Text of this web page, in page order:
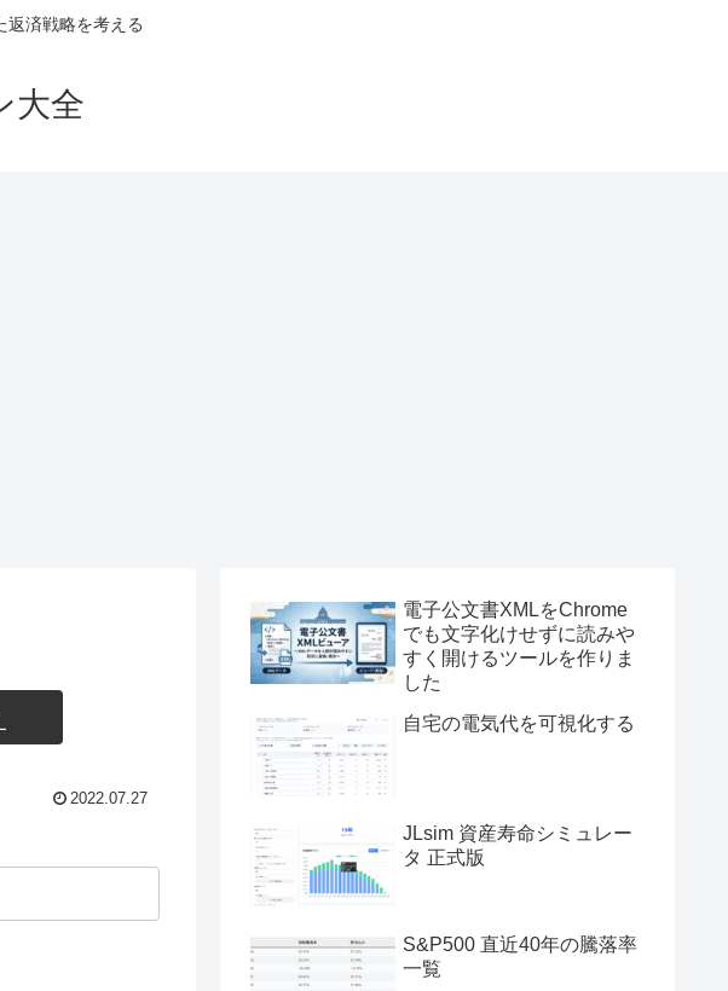
返済戦略を考える
大全
2022.07.27
電子公文書XMLをChrome
でも文字化けせずに読みや
すく開けるツールを作りま
した
自宅の電気代を可視化する
JLsim 資産寿命シミュレー
タ 正式版
S&P500 直近40年の騰落率
一覧